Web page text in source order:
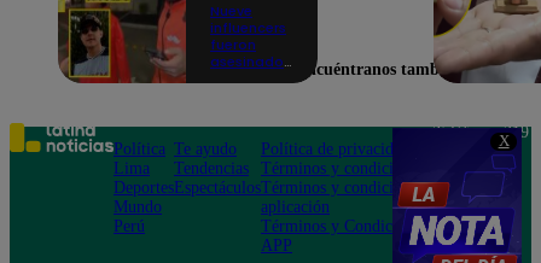
X
Nueve
influencers
fueron
asesinados
el Cártel de
Sinaloa
Encuéntranos también en
Política
Lima
Deportes
Mundo
Perú
Te ayudo
Tendencias
Espectáculos
Política de privacidad
Términos y condiciones
Términos y condiciones
aplicación
Términos y Condiciones
APP
Teléfono: 219
Av. San
Felipe 968
Jesús María